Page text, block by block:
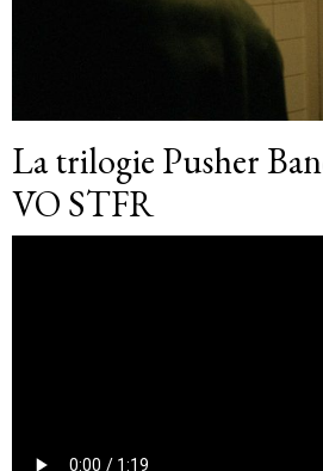
La trilogie Pusher
VO STFR